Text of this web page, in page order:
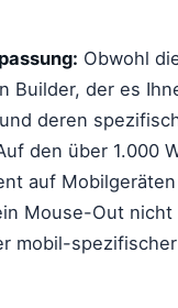
Obwohl
Builder, der es
deren
den über 1.000
auf
Mouse-Out
mobil-